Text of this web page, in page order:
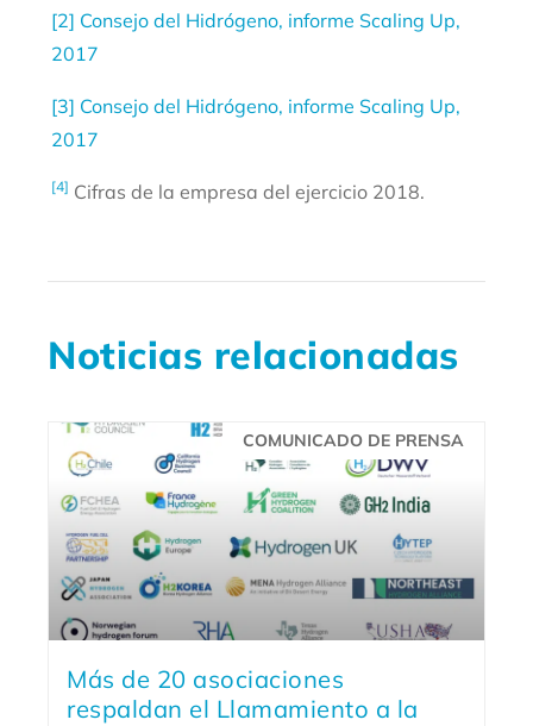
[2] Consejo del Hidrógeno, informe Scaling Up,
2017
[3] Consejo del Hidrógeno, informe Scaling Up,
2017
[4] Cifras de la empresa del ejercicio 2018.
Noticias relacionadas
COMUNICADO DE PRENSA
Más de 20 asociaciones
respaldan el Llamamiento a la